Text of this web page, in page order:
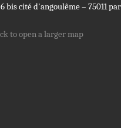
6 bis cité d'angoulême – 75011